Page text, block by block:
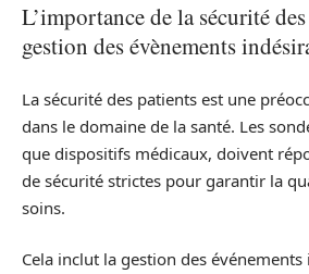
L’importance de la sécurité
gestion des évènements
La sécurité des patients est une
dans le domaine de la santé. Les
que dispositifs médicaux, doivent
de sécurité strictes pour garantir la
soins.
Cela inclut la gestion des